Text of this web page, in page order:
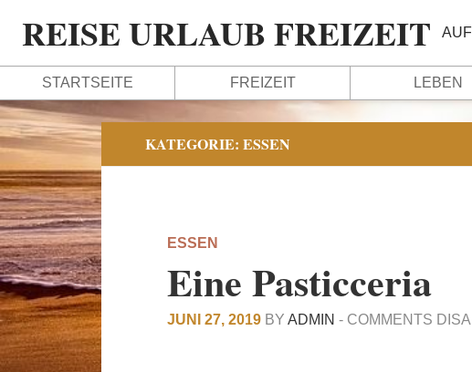
REISE URLAUB FREIZEIT
STARTSEITE FREIZEIT LEBEN
KATEGORIE: ESSEN
ESSEN
Eine Pasticceria
JUNI 27, 2019 BY ADMIN - COMMENTS